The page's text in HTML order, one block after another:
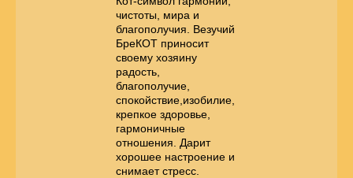
чистоты, мира и
благополучия. Везучий
БреКОТ приносит
своему хозяину
радость,
благополучие,
спокойствие,изобилие,
крепкое здоровье,
гармоничные
отношения. Дарит
хорошее настроение и
снимает стресс.